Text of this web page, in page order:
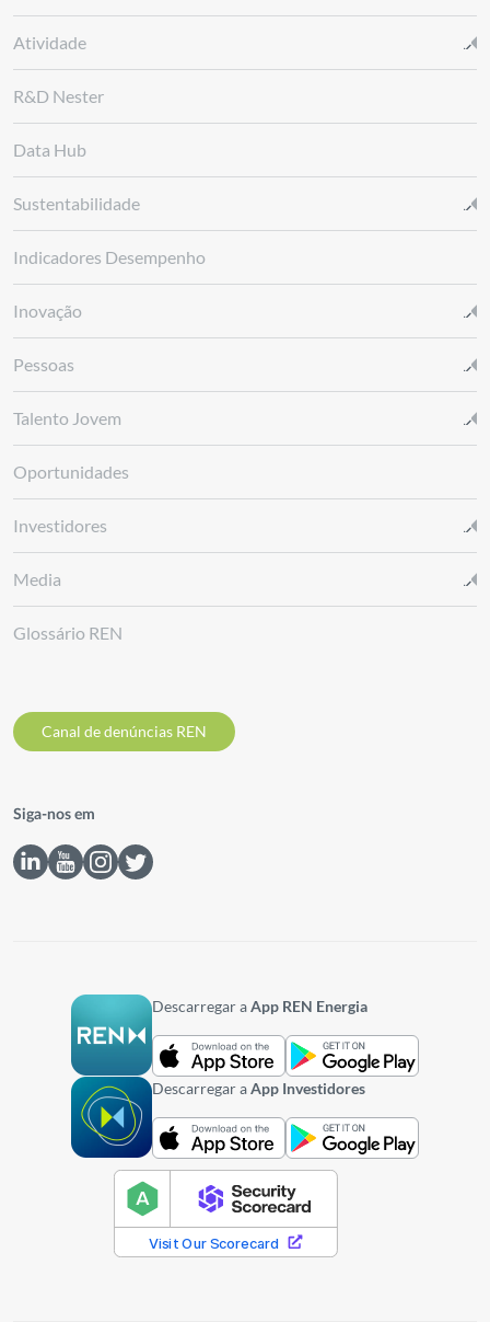
Atividade
R&D Nester
Data Hub
Sustentabilidade
Indicadores Desempenho
Inovação
Pessoas
Talento Jovem
Oportunidades
Investidores
Media
Glossário REN
Canal de denúncias REN
Siga-nos em
Descarregar aApp REN Energia
Descarregar aApp Investidores